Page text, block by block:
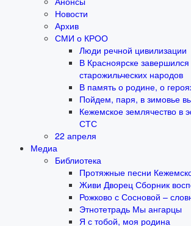
Новости
Архив
СМИ о КРОО
Люди речной цивилизации
В Красноярске
старожильческих народов
В память о родине, о
Пойдем, паря, в зимовье
Кежемское землячество в
СТС
22 апреля
Медиа
Библиотека
Протяжные песни
Живи Дворец Сборник
Рожково с Сосновой –
Этнотетрадь Мы ангарцы
Я с тобой, моя родина